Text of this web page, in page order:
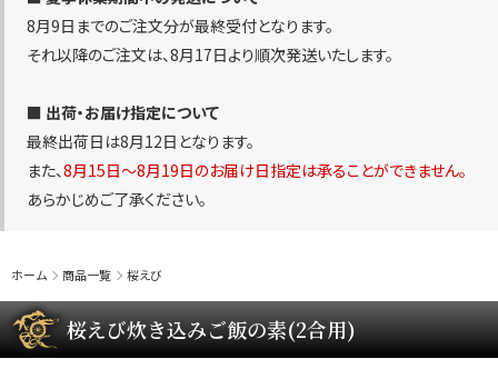
8月9日までのご注文分が最終受付となります。
それ以降のご注文は、8月17日より順次発送いたします。
■ 出荷・お届け指定について
最終出荷日は8月12日となります。
また、8月15日〜8月19日のお届け日指定は承ることができません。
あらかじめご了承ください。
ホーム 商品一覧 桜えび
桜えび炊き込みご飯の素(2合用)